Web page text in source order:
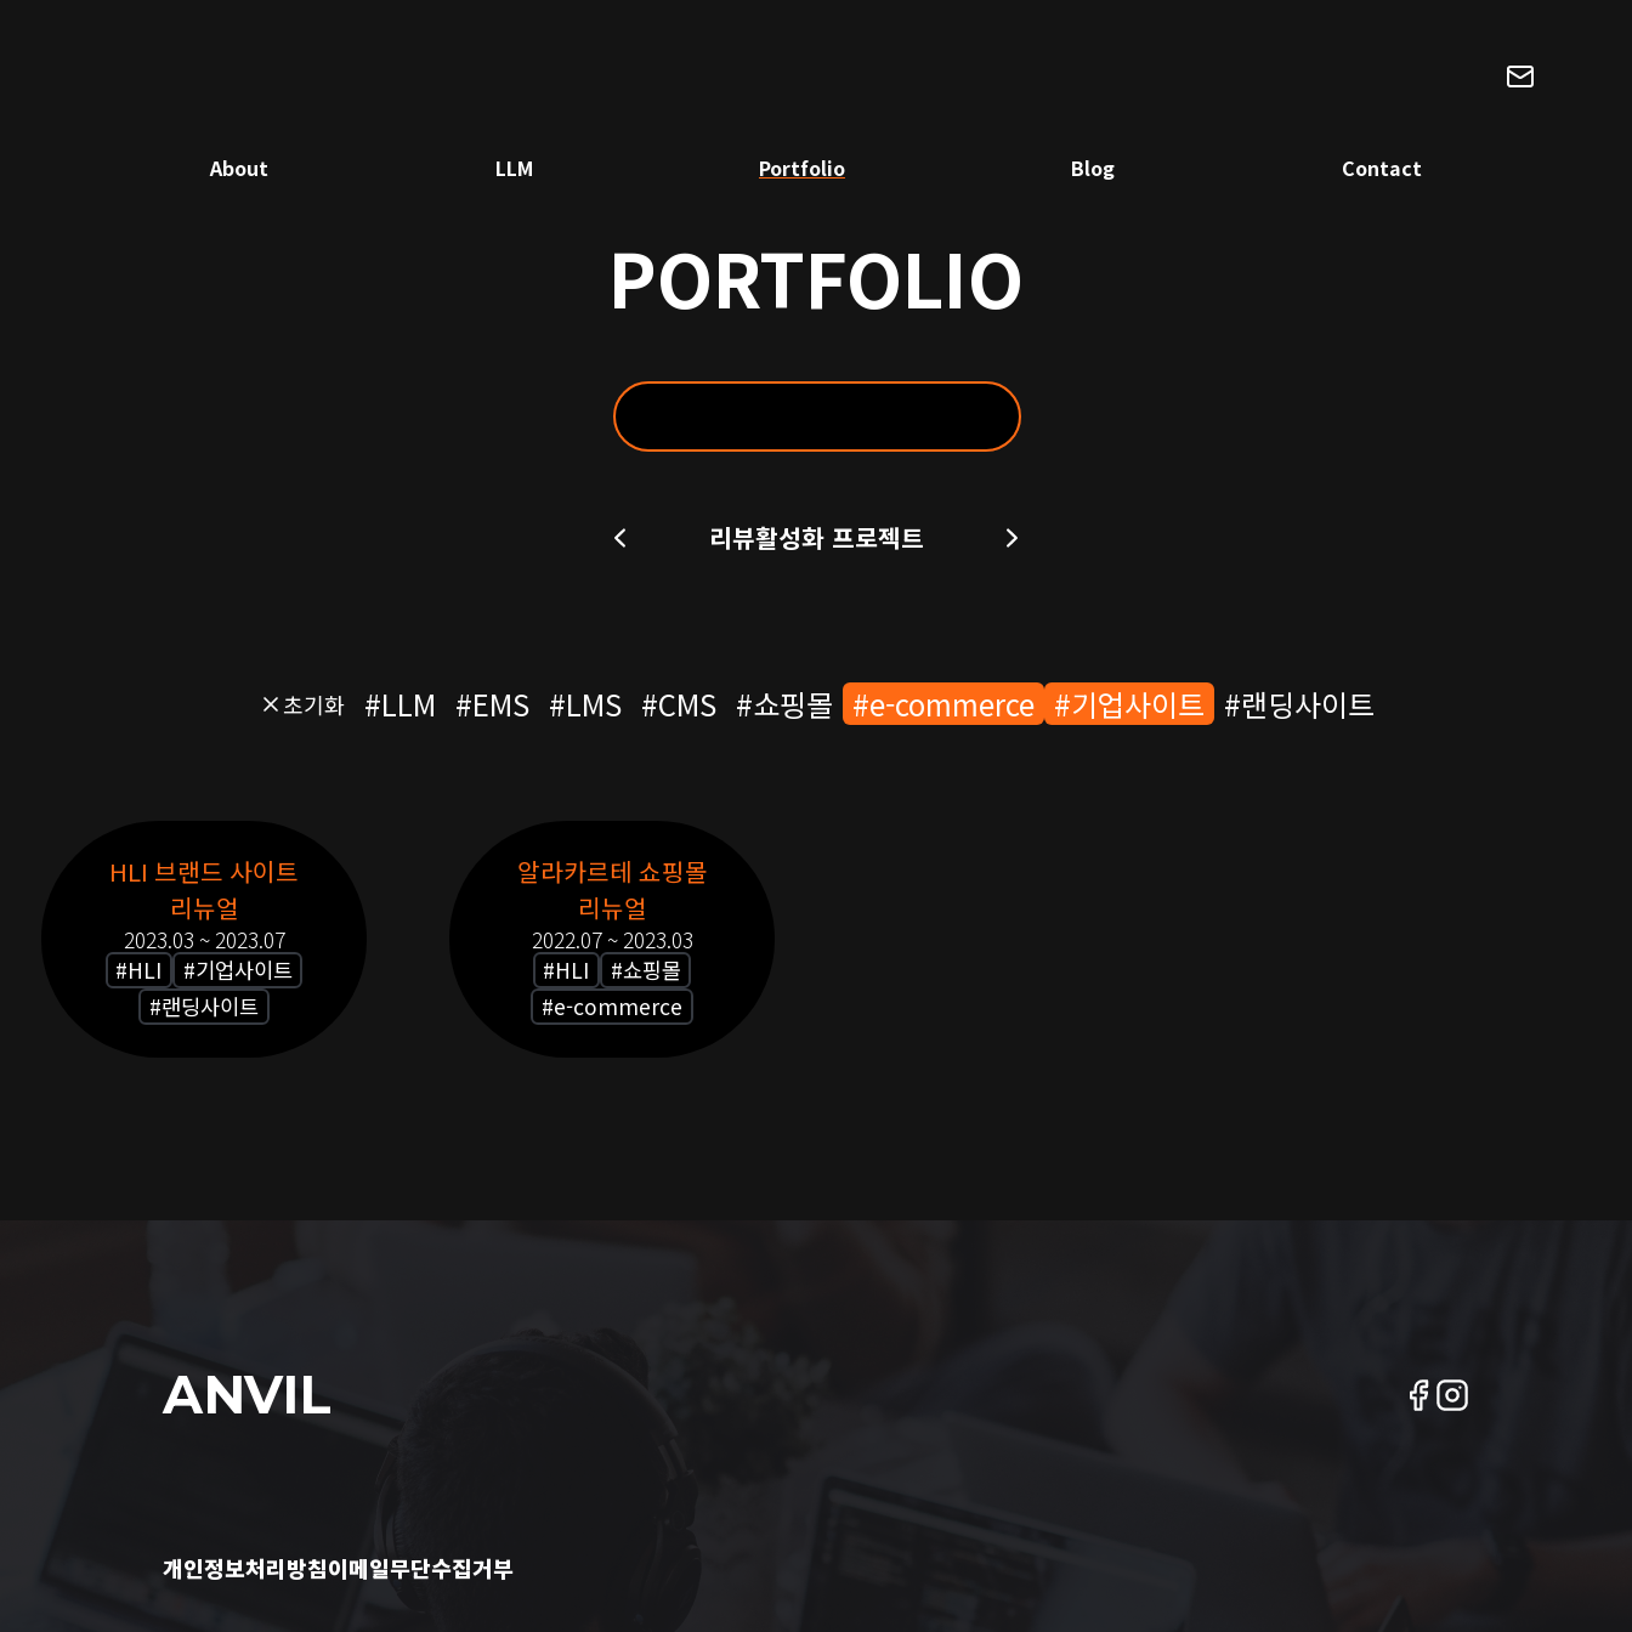
About LLM Portfolio Blog Contact
PORTFOLIO
리뷰활성화 프로젝트
초기화 #LLM #EMS #LMS #CMS #쇼핑몰 #e-commerce #기업사이트 #랜딩사이트
HLI 브랜드 사이트
리뉴얼
2023.03 ~ 2023.07
#HLI #기업사이트
#랜딩사이트
알라카르테 쇼핑몰
리뉴얼
2022.07 ~ 2023.03
#HLI #쇼핑몰
#e-commerce
ANVIL
개인정보처리방침이메일무단수집거부